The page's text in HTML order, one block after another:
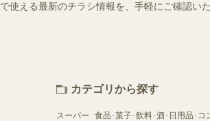
使える最新のチラシ情報を、手軽にご確認い
カテゴリから探す
スーパー
食品･菓子･飲料･酒･日用品･コ